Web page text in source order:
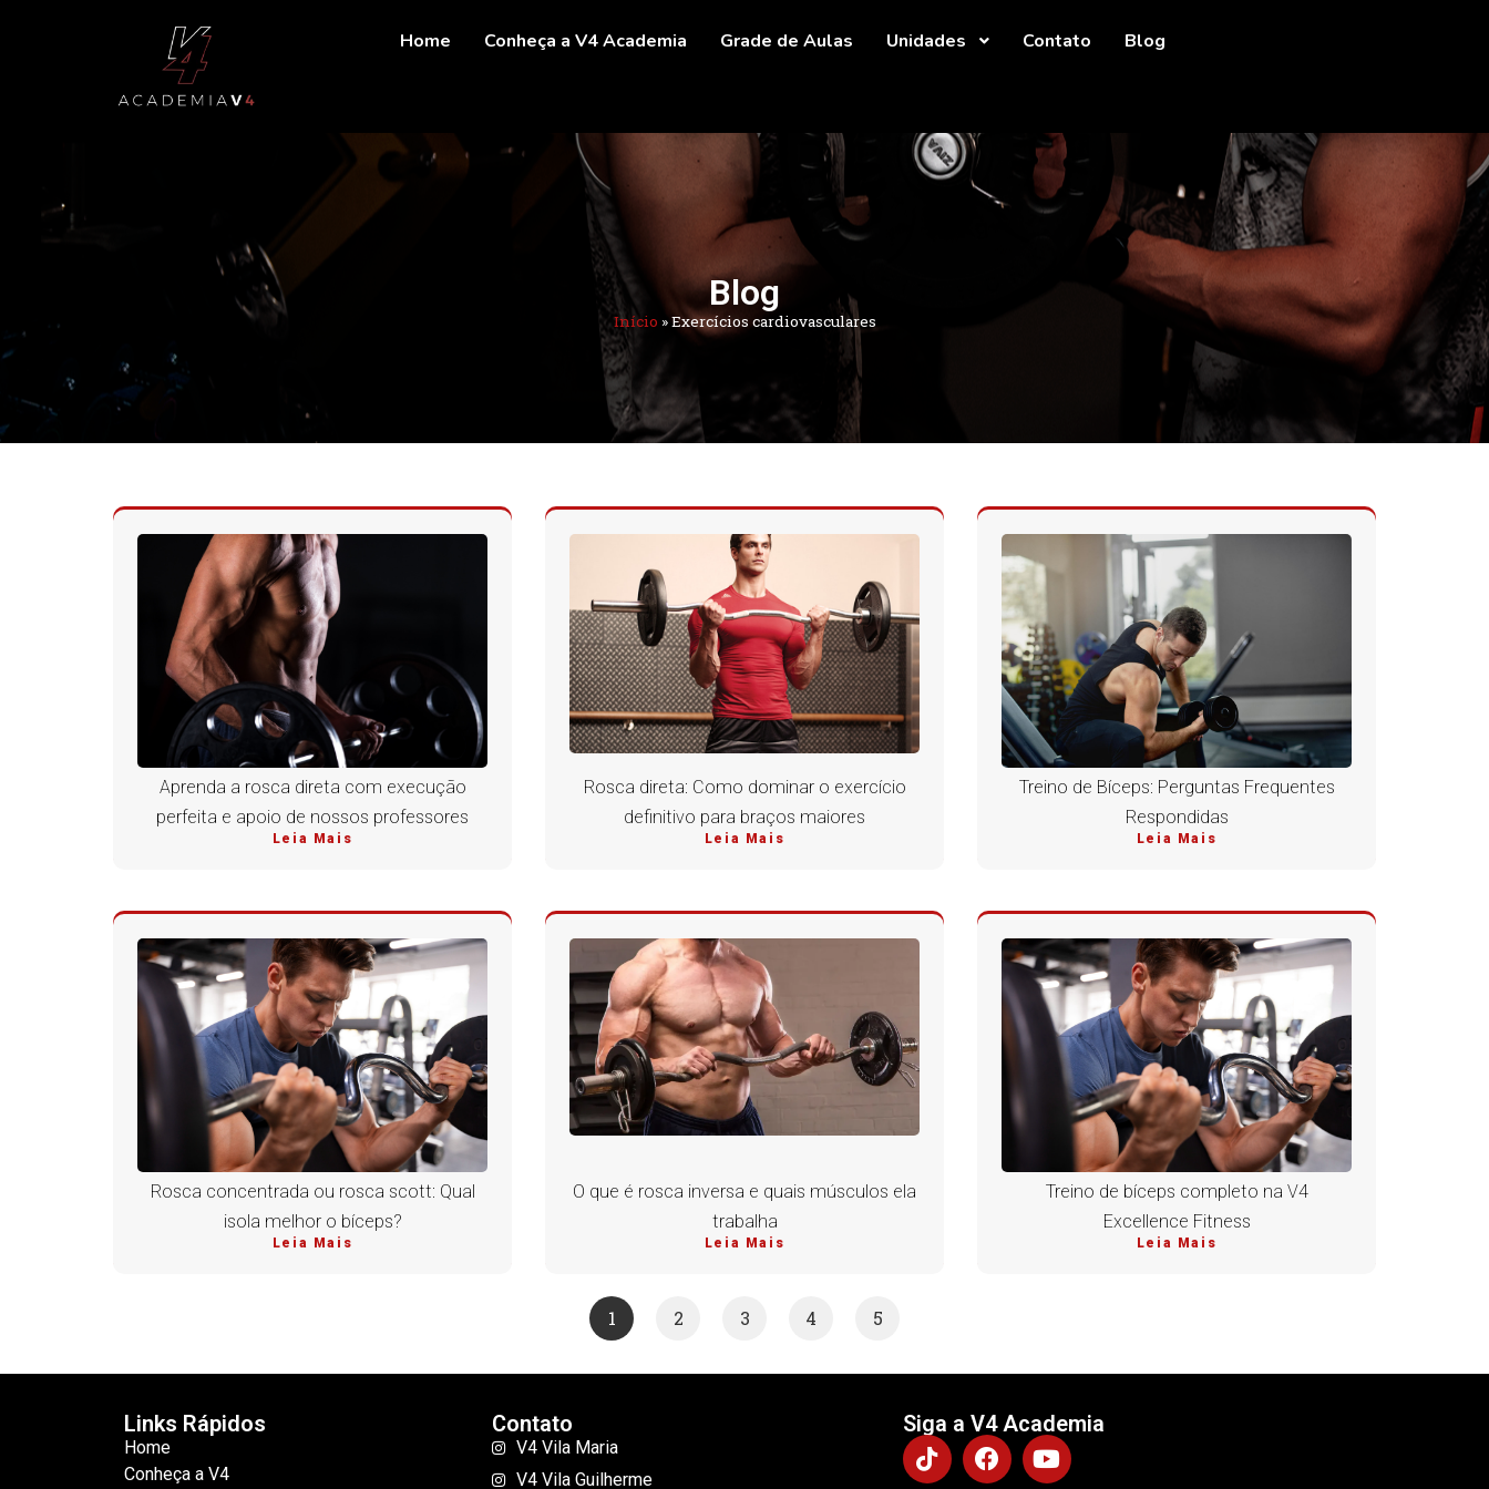
Home Conheça a V4 Academia Grade de Aulas Unidades Contato Blog
Blog
Início »Exercícios cardiovasculares
Aprenda a rosca direta com execução
perfeita e apoio de nossos professores
Leia Mais
Rosca direta: Como dominar o exercício
definitivo para braços maiores
Leia Mais
Treino de Bíceps: Perguntas Frequentes
Respondidas
Leia Mais
Rosca concentrada ou rosca scott: Qual
isola melhor o bíceps?
Leia Mais
O que é rosca inversa e quais músculos ela
trabalha
Leia Mais
Treino de bíceps completo na V4
Excellence Fitness
Leia Mais
1 2 3 4 5
Links Rápidos
Home
Conheça a V4
Contato
V4 Vila Maria
V4 Vila Guilherme
Siga a V4 Academia